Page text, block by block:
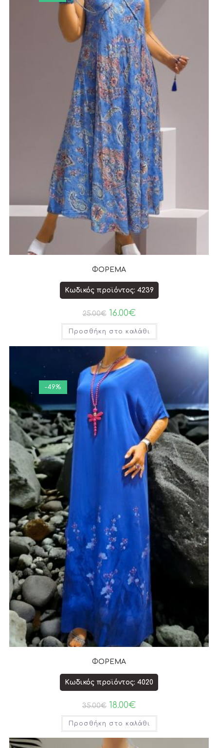
ΦΟΡΕΜΑ
Κωδικός προϊόντος: 4239
25.00€ 16.00€
Προσθήκη στο καλάθι
-49%
ΦΟΡΕΜΑ
Κωδικός προϊόντος: 4020
35.00€ 18.00€
Προσθήκη στο καλάθι